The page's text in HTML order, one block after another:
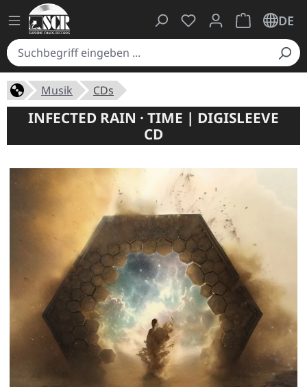
Du hast 0 Produkte
Warenkorb
DE
Musik CDs
INFECTED RAIN · TIME | DIGISLEEVE
CD